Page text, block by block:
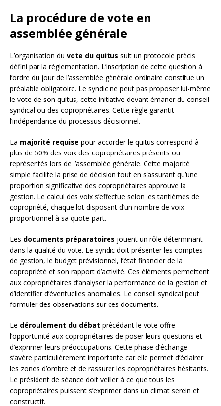
La procédure de vote en
assemblée générale
L’organisation du vote du quitus suit un protocole précis
défini par la réglementation. L’inscription de cette question à
l’ordre du jour de l’assemblée générale ordinaire constitue un
préalable obligatoire. Le syndic ne peut pas proposer lui-même
le vote de son quitus, cette initiative devant émaner du conseil
syndical ou des copropriétaires. Cette règle garantit
l’indépendance du processus décisionnel.
La majorité requise pour accorder le quitus correspond à
plus de 50% des voix des copropriétaires présents ou
représentés lors de l’assemblée générale. Cette majorité
simple facilite la prise de décision tout en s’assurant qu’une
proportion significative des copropriétaires approuve la
gestion. Le calcul des voix s’effectue selon les tantièmes de
copropriété, chaque lot disposant d’un nombre de voix
proportionnel à sa quote-part.
Les documents préparatoires jouent un rôle déterminant
dans la qualité du vote. Le syndic doit présenter les comptes
de gestion, le budget prévisionnel, l’état financier de la
copropriété et son rapport d’activité. Ces éléments permettent
aux copropriétaires d’analyser la performance de la gestion et
d’identifier d’éventuelles anomalies. Le conseil syndical peut
formuler des observations sur ces documents.
Le déroulement du débat précédant le vote offre
l’opportunité aux copropriétaires de poser leurs questions et
d’exprimer leurs préoccupations. Cette phase d’échange
s’avère particulièrement importante car elle permet d’éclairer
les zones d’ombre et de rassurer les copropriétaires hésitants.
Le président de séance doit veiller à ce que tous les
copropriétaires puissent s’exprimer dans un climat serein et
constructif.